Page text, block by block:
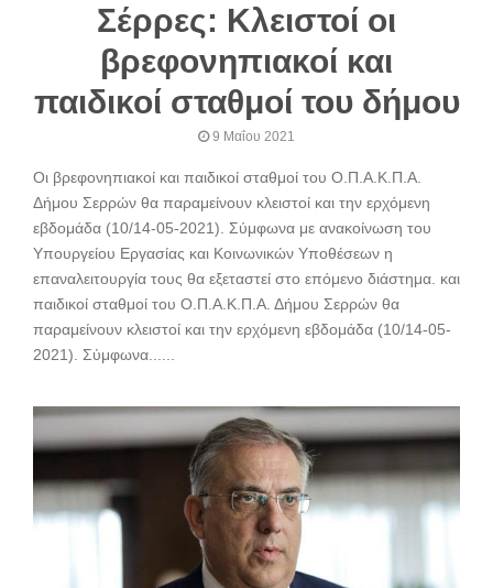
Σέρρες: Κλειστοί οι
βρεφονηπιακοί και
παιδικοί σταθμοί του δήμου
9 Μαΐου 2021
Οι βρεφονηπιακοί και παιδικοί σταθμοί του Ο.Π.Α.Κ.Π.Α.
Δήμου Σερρών θα παραμείνουν κλειστοί και την ερχόμενη
εβδομάδα (10/14-05-2021). Σύμφωνα με ανακοίνωση του
Υπουργείου Εργασίας και Κοινωνικών Υποθέσεων η
επαναλειτουργία τους θα εξεταστεί στο επόμενο διάστημα. και
παιδικοί σταθμοί του Ο.Π.Α.Κ.Π.Α. Δήμου Σερρών θα
παραμείνουν κλειστοί και την ερχόμενη εβδομάδα (10/14-05-
2021). Σύμφωνα......